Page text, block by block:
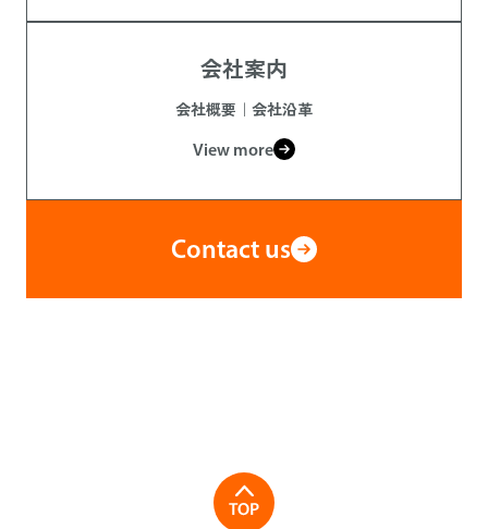
会社案内
会社概要｜会社沿革
View more
Contact us